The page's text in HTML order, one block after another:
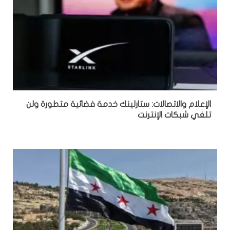
الإعلام والاتصالات: ستارلينك خدمة فضائية متطورة ولن
تلغي شبكات الإنترنت